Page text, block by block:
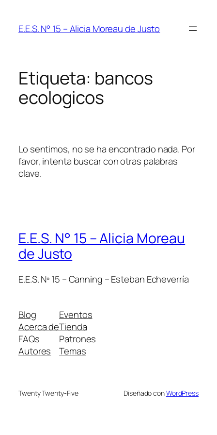
contenido
E.E.S. N° 15 – Alicia Moreau de Justo
Etiqueta: bancos
ecologicos
Lo sentimos, no se ha encontrado nada. Por
favor, intenta buscar con otras palabras
clave.
E.E.S. N° 15 – Alicia Moreau
de Justo
E.E.S. Nº 15 – Canning – Esteban Echeverría
Blog
Acerca de
FAQs
Autores
Eventos
Tienda
Patrones
Temas
Twenty Twenty-Five Diseñado conWordPress